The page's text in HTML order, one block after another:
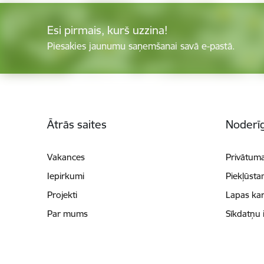
Esi pirmais, kurš uzzina!
Piesakies jaunumu saņemšanai savā e-pastā.
Ātrās saites
Vakances
Iepirkumi
Projekti
Par mums
Lapas
Sīkdatņu